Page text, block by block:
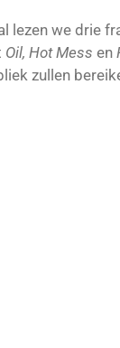
lezen we drie
Oil, Hot Mess en
zullen